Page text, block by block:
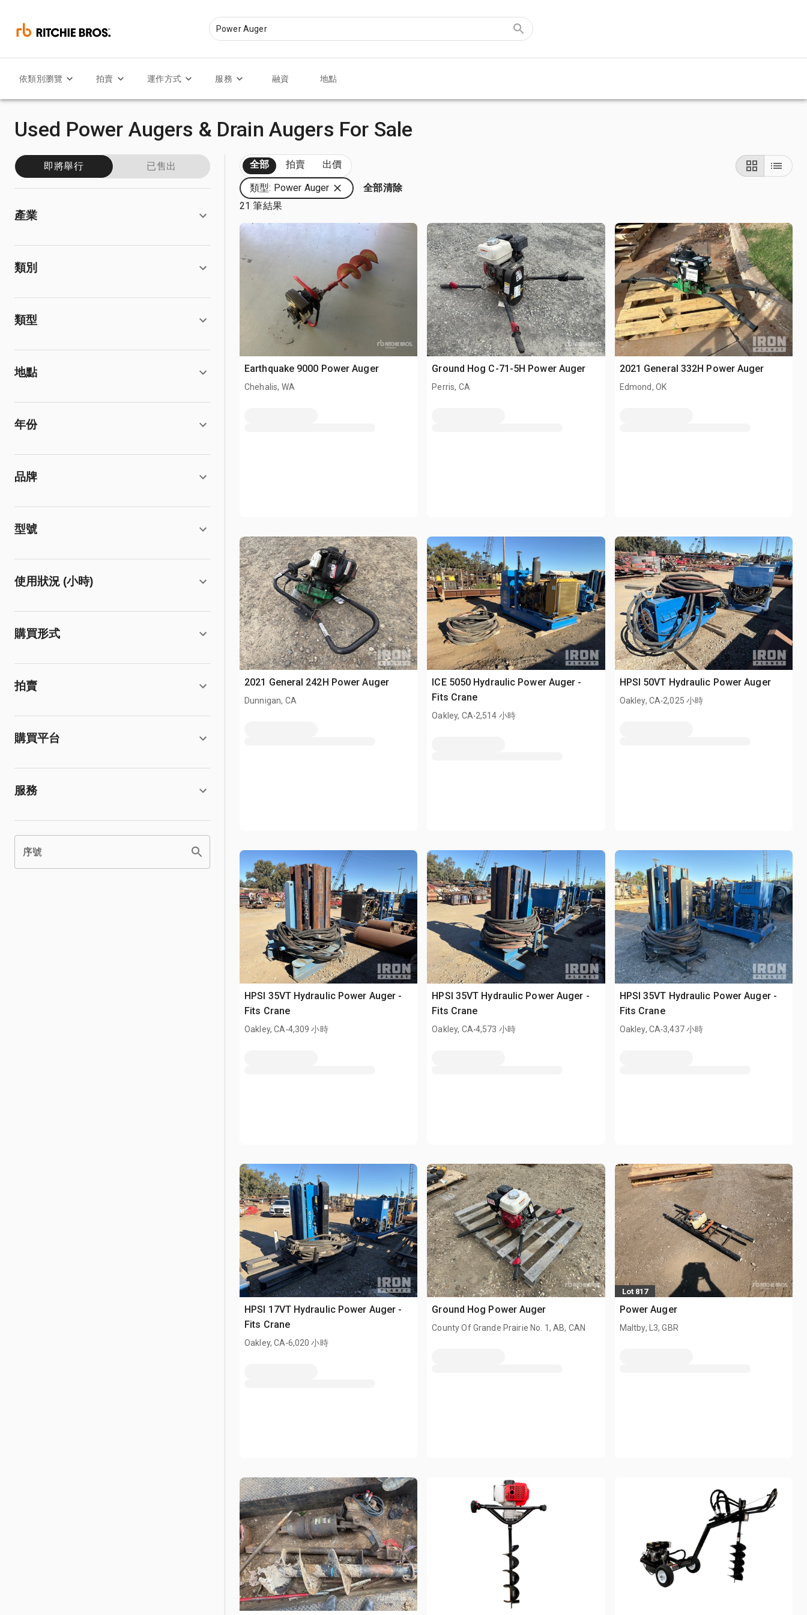
依類別瀏覽 拍賣 運作方式 服務 融資 地點
Used Power Augers & Drain Augers For Sale
即將舉行 已售出
產業
類別
類型
地點
年份
品牌
型號
使用狀況 (小時)
購買形式
拍賣
購買平台
服務
序號
全部 拍賣 出價
類型: Power Auger
全部清除
21 筆結果
Earthquake 9000 Power Auger
Chehalis, WA
Ground Hog C-71-5H Power Auger
Perris, CA
2021 General 332H Power Auger
Edmond, OK
2021 General 242H Power Auger
Dunnigan, CA
ICE 5050 Hydraulic Power Auger -
Fits Crane
Oakley, CA.2,514 小時
HPSI 50VT Hydraulic Power Auger
Oakley, CA.2,025 小時
HPSI 35VT Hydraulic Power Auger -
Fits Crane
Oakley, CA.4,309 小時
HPSI 35VT Hydraulic Power Auger -
Fits Crane
Oakley, CA.4,573 小時
HPSI 35VT Hydraulic Power Auger -
Fits Crane
Oakley, CA.3,437 小時
HPSI 17VT Hydraulic Power Auger -
Fits Crane
Oakley, CA.6,020 小時
Ground Hog Power Auger
County Of Grande Prairie No. 1, AB, CAN
Lot 817
Power Auger
Maltby, L3, GBR